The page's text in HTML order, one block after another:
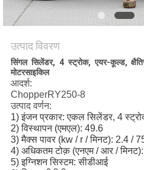
उत्पाद विवरण
सिंगल सिलेंडर, 4 स्ट्रोक, एयर-कूल्ड,
मोटरसाइकिल
आदर्श:
ChopperRY250-8
उत्पाद वर्णन:
1) इंजन प्रकार: एकल सिलेंडर, 4
2) विस्थापन (एमएल): 49.6
3) मैक्स पावर (kw / r / मिनट): 2.4 /
4) अधिकतम टोक़ (एनएम / आर /
5) इग्निशन सिस्टम: सीडीआई